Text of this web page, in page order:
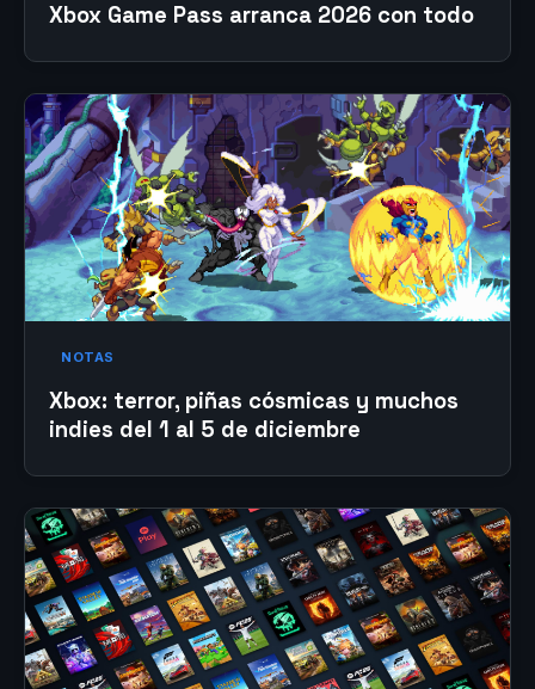
Xbox Game Pass arranca 2026 con todo
NOTAS
Xbox: terror, piñas cósmicas y muchos
indies del 1 al 5 de diciembre